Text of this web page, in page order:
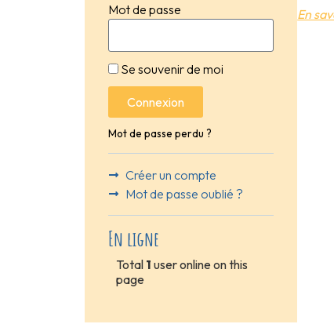
Mot de passe
Se souvenir de moi
Connexion
Mot de passe perdu ?
Créer un compte
Mot de passe oublié ?
En ligne
Total 1 user online on this
page
En